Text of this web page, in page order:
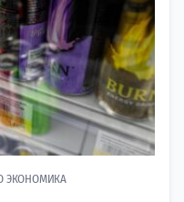
ЭКОНОМИКА